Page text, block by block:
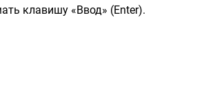
клавишу «Ввод» (Enter).